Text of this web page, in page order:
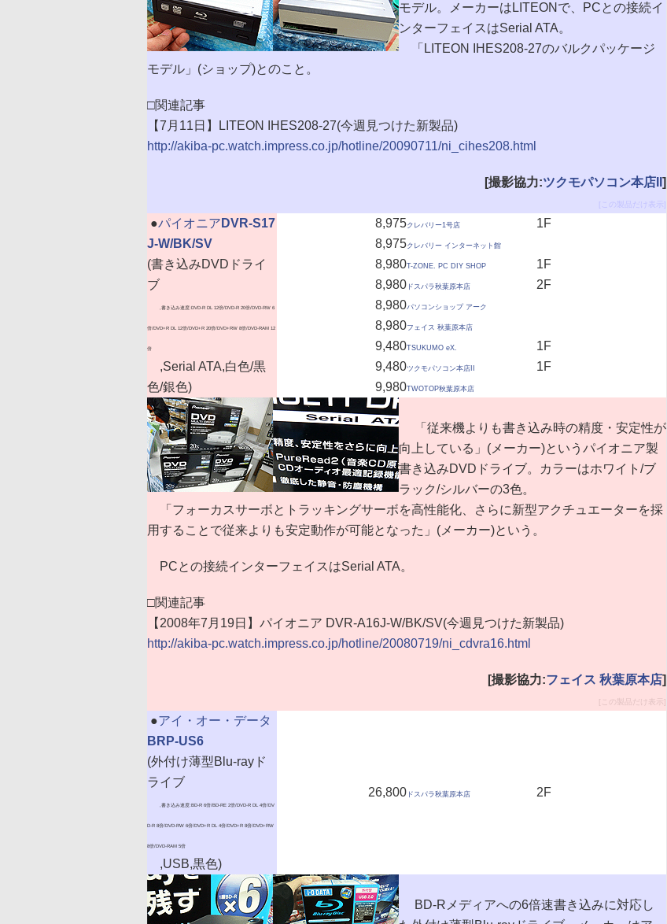
モデル。メーカーはLITEONで、PCとの接続イ
ンターフェイスはSerial ATA。
「LITEON IHES208-27のバルクパッケージ
モデル」(ショップ)とのこと。
□関連記事
【7月11日】LITEON IHES208-27(今週見つけた新製品)
http://akiba-pc.watch.impress.co.jp/hotline/20090711/ni_cihes208.html
[撮影協力:ツクモパソコン本店II ]
[この製品だけ表示]
●パイオニア DVR-S17
J-W/BK/SV
(書き込みDVDドライ
ブ
,書き込み速度:DVD-R DL 12倍/DVD-R 20倍/DVD-RW 6
倍/DVD+R DL 12倍/DVD+R 20倍/DVD+RW 8倍/DVD-RAM 12
倍
,Serial ATA,白色/黒
色/銀色)
8,975クレバリー1号店
1F
8,975クレバリー インターネット館
8,980T-ZONE. PC DIY SHOP
1F
8,980 ドスパラ秋葉原本店
2F
8,980パソコンショップ アーク
8,980フェイス 秋葉原本店
9,480TSUKUMO eX.
1F
9,480ツクモパソコン本店II
1F
9,980TWOTOP秋葉原本店
「従来機よりも書き込み時の精度・安定性が
向上している」(メーカー)というパイオニア製
書き込みDVDドライブ。カラーはホワイト/ブ
ラック/シルバーの3色。
「フォーカスサーボとトラッキングサーボを高性能化、さらに新型アクチュエーターを採
用することで従来よりも安定動作が可能となった」(メーカー)という。
PCとの接続インターフェイスはSerial ATA。
□関連記事
【2008年7月19日】パイオニア DVR-A16J-W/BK/SV(今週見つけた新製品)
http://akiba-pc.watch.impress.co.jp/hotline/20080719/ni_cdvra16.html
[撮影協力:フェイス 秋葉原本店]
[この製品だけ表示]
●アイ・オー・データ
BRP-US6
(外付け薄型Blu-rayド
ライブ
,書き込み速度:BD-R 6倍/BD-RE 2倍/DVD-R DL 4倍/DV
D-R 8倍/DVD-RW 6倍/DVD+R DL 4倍/DVD+R 8倍/DVD+RW
8倍/DVD-RAM 5倍
,USB,黒色)
26,800 ドスパラ秋葉原本店 2F
BD-Rメディアへの6倍速書き込みに対応し